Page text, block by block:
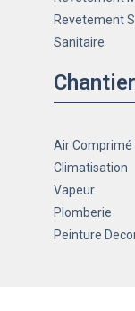
Revetement
Sanitaire
Chantier
Air Comprimé
Climatisation
Vapeur
Plomberie
Peinture